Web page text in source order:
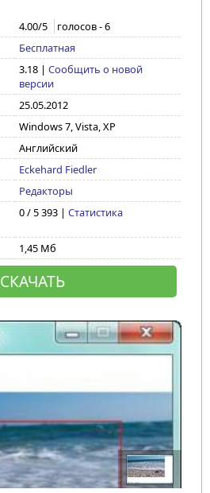
4.00/5 голосов -6
Бесплатная
3.18| Сообщить о новой
версии
25.05.2012
Windows 7, Vista, XP
Английский
Eckehard Fiedler
Редакторы
0 / 5 393 | Статистика
1,45 Мб
СКАЧАТЬ